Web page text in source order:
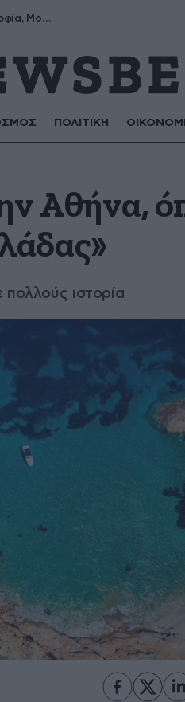
Σωτήρης, Σωτηρία, Ευμορφία, Μορφούλα
ΠΟΛΙΤΙΚΗ
Αθήνα,
ιστορία